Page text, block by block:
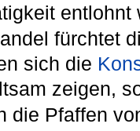
entlohnt
fürchtet
sich die
zeigen,
die Pfaffen